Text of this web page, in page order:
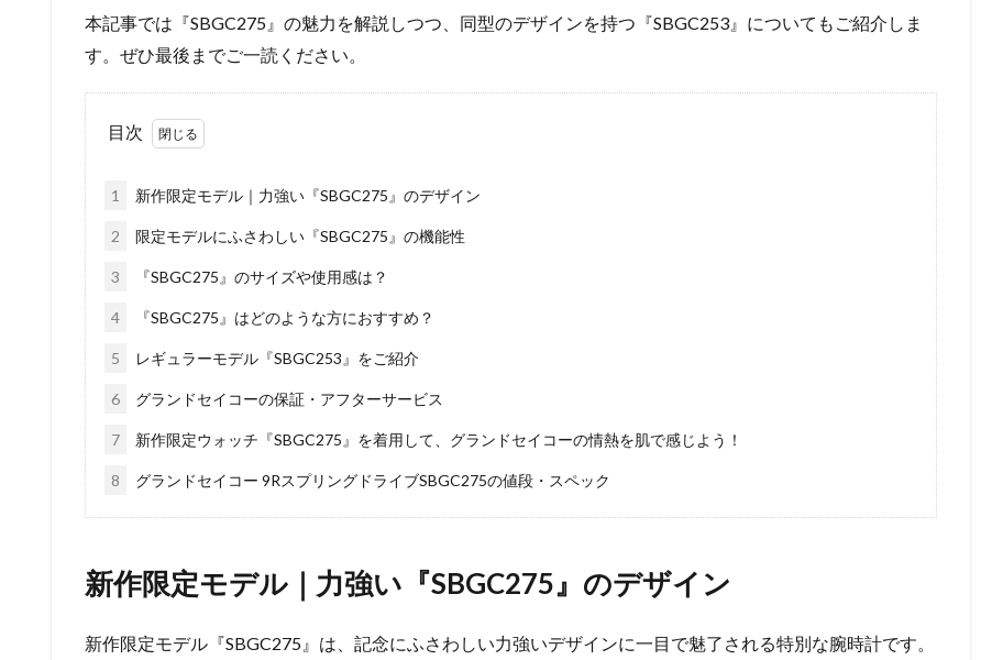
本記事では『SBGC275』の魅力を解説しつつ、同型のデザインを持つ『SBGC253』についてもご紹介しま
す。ぜひ最後までご一読ください。
目次
1 新作限定モデル｜力強い『SBGC275』のデザイン
2 限定モデルにふさわしい『SBGC275』の機能性
3 『SBGC275』のサイズや使用感は？
4 『SBGC275』はどのような方におすすめ？
5 レギュラーモデル『SBGC253』をご紹介
6 グランドセイコーの保証・アフターサービス
7 新作限定ウォッチ『SBGC275』を着用して、グランドセイコーの情熱を肌で感じよう！
8 グランドセイコー 9RスプリングドライブSBGC275の値段・スペック
新作限定モデル｜力強い『SBGC275』のデザイン
新作限定モデル『SBGC275』は、記念にふさわしい力強いデザインに一目で魅了される特別な腕時計です。